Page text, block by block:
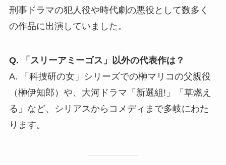
刑事ドラマの犯人役や時代劇の悪役として数多く
の作品に出演していました。
Q. 「スリーアミーゴス」以外の代表作は？
A. 「科捜研の女」シリーズでの榊マリコの父親役
（榊伊知郎）や、大河ドラマ「新選組!」「草燃え
る」など、シリアスからコメディまで多岐にわた
ります。